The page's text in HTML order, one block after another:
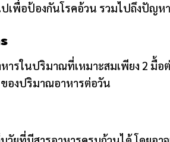
เพื่อป้องกันโรคอ้วน รวมไปถึงปัญห
หารในปริมาณที่เหมาะสมเพียง 2 มื้อ
องปริมาณอาหารต่อวัน